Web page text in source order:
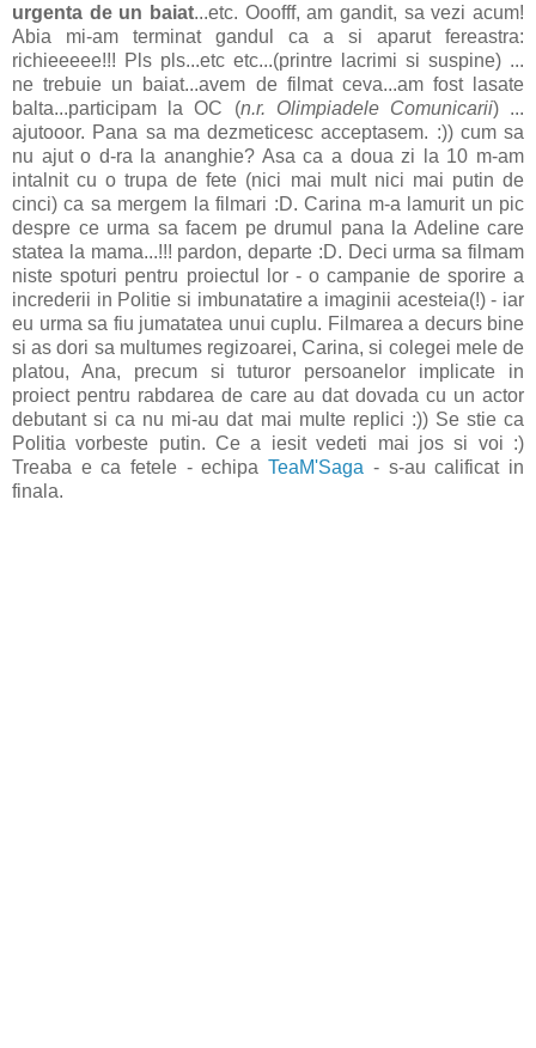
urgenta de un baiat...etc. Ooofff, am gandit, sa vezi acum!
Abia mi-am terminat gandul ca a si aparut fereastra:
richieeeee!!! Pls pls...etc etc...(printre lacrimi si suspine) ...
ne trebuie un baiat...avem de filmat ceva...am fost lasate
balta...participam la OC (n.r. Olimpiadele Comunicarii) ...
ajutooor. Pana sa ma dezmeticesc acceptasem. :)) cum sa
nu ajut o d-ra la ananghie? Asa ca a doua zi la 10 m-am
intalnit cu o trupa de fete (nici mai mult nici mai putin de
cinci) ca sa mergem la filmari :D. Carina m-a lamurit un pic
despre ce urma sa facem pe drumul pana la Adeline care
statea la mama...!!! pardon, departe :D. Deci urma sa filmam
niste spoturi pentru proiectul lor - o campanie de sporire a
increderii in Politie si imbunatatire a imaginii acesteia(!) - iar
eu urma sa fiu jumatatea unui cuplu. Filmarea a decurs bine
si as dori sa multumes regizoarei, Carina, si colegei mele de
platou, Ana, precum si tuturor persoanelor implicate in
proiect pentru rabdarea de care au dat dovada cu un actor
debutant si ca nu mi-au dat mai multe replici :)) Se stie ca
Politia vorbeste putin. Ce a iesit vedeti mai jos si voi :)
Treaba e ca fetele - echipaTeaM'Saga - s-au calificat in
finala.